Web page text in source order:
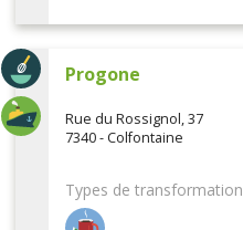
Progone
Rue du Rossignol, 37
7340 - Colfontaine
Types de transformation